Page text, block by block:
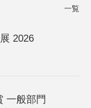
一覧
2026
一般部門